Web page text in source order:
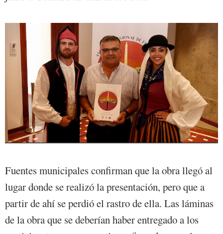
Fuentes municipales confirman que la obra llegó al
lugar donde se realizó la presentación, pero que a
partir de ahí se perdió el rastro de ella. Las láminas
de la obra que se deberían haber entregado a los